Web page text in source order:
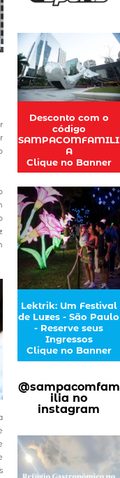
Desconto com o
código
SAMPACOMFAMILI
A
Clique no Banner
Lektrik: Um Festival
de Luzes - São Paulo
- Reserve seus
Ingressos
Clique no Banner
@sampacomfam
ilia no
instagram